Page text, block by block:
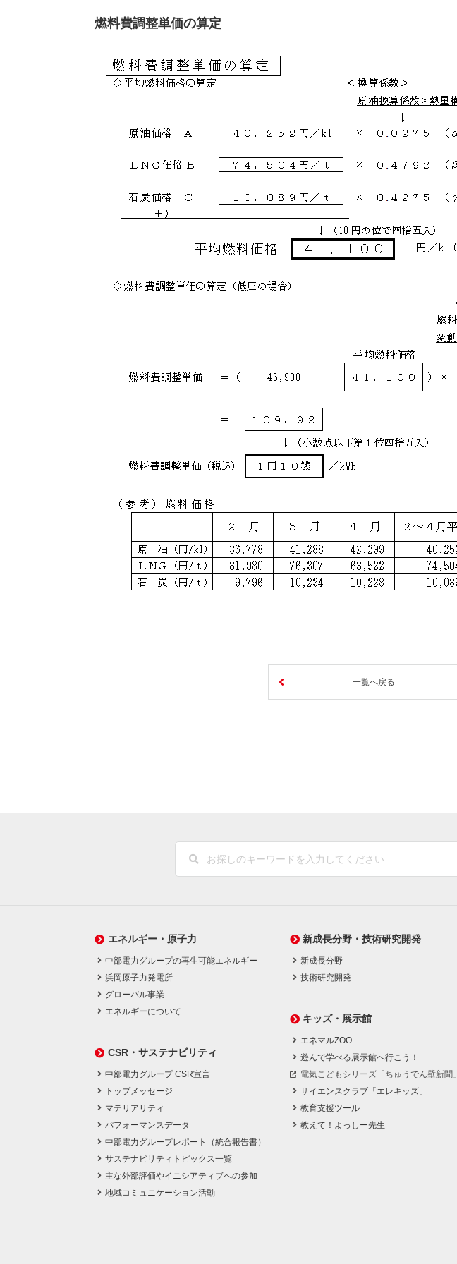
燃料費調整単価の算定
一覧へ戻る
エネルギー・原子力
中部電力グループの再生可能エネルギー
浜岡原子力発電所
グローバル事業
エネルギーについて
CSR・サステナビリティ
中部電力グループ CSR宣言
トップメッセージ
マテリアリティ
パフォーマンスデータ
中部電力グループレポート（統合報告書）
サステナビリティトピックス一覧
主な外部評価やイニシアティブへの参加
地域コミュニケーション活動
新成長分野・技術研究開発
新成長分野
技術研究開発
キッズ・展示館
エネマルZOO
遊んで学べる展示館へ行こう！
電気こどもシリーズ「ちゅうでん壁新聞」
サイエンスクラブ「エレキッズ」
教育支援ツール
教えて！よっしー先生